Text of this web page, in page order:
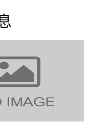
、星天牛、大象鼻蟲、
一泡本地最有名的凍頂
人為你們提供具有本地
疲勞跟壓力，「鋐洋民
到訪。